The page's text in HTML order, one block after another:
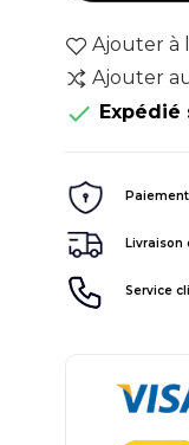
Ajouter à
Ajouter
 Expédié
Livraison
Service